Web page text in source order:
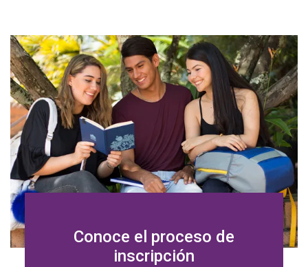
Conoce el proceso de
inscripción